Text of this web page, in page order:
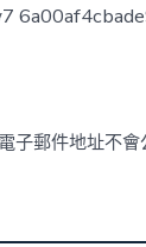
子郵件地址不會